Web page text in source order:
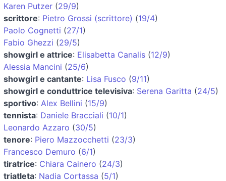
Karen Putzer (29/9)
scrittore: Pietro Grossi (scrittore) (19/4)
Paolo Cognetti (27/1)
Fabio Ghezzi (29/5)
showgirl e attrice: Elisabetta Canalis (12/9)
Alessia Mancini (25/6)
showgirl e cantante: Lisa Fusco (9/11)
showgirl e conduttrice televisiva: Serena Garitta (24/5)
sportivo: Alex Bellini (15/9)
tennista: Daniele Bracciali (10/1)
Leonardo Azzaro (30/5)
tenore: Piero Mazzocchetti (23/3)
Francesco Demuro (6/1)
tiratrice: Chiara Cainero (24/3)
triatleta: Nadia Cortassa (5/1)